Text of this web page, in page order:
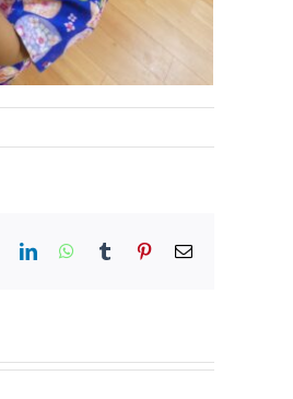
LinkedInWhatsApp
Tumblr Pinterest
電